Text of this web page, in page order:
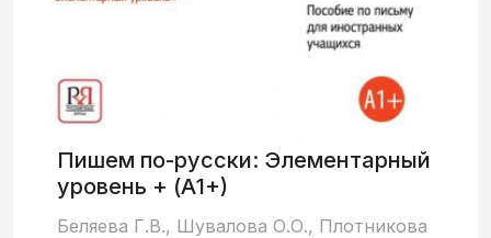
Пишем по-русски: Элементарный
уровень + (А1+)
Беляева Г.В., Шувалова О.О., Плотникова